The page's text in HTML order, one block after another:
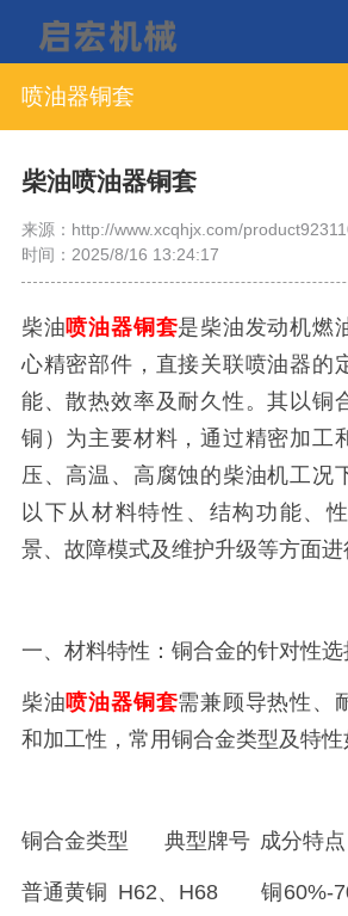
喷油器铜套
柴油喷油器铜套
来源：http://www.xcqhjx.com/
时间：2025/8/16 13:24:17
柴油喷油器铜套是柴油发动机燃
心精密部件，直接关联喷油器的
能、散热效率及耐久性。其以铜
铜）为主要材料，通过精密加工
压、高温、高腐蚀的柴油机工况
以下从材料特性、结构功能、
景、故障模式及维护升级等方面进
一、材料特性：铜合金的针对性选
柴油喷油器铜套需兼顾导热性、
和加工性，常用铜合金类型及特性
铜合金类型 典型牌号 成分特点
普通黄铜 H62、H68
铜60%-